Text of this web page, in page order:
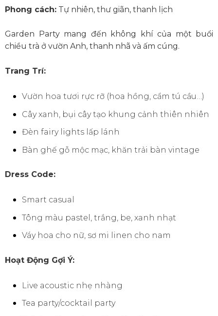
Phong cách: Tự nhiên, thư giãn, thanh lịch
Garden Party mang đến không khí của một buổi
chiều trà ở vườn Anh, thanh nhã và ấm cúng.
Trang Trí:
Vườn hoa tươi rực rỡ (hoa hồng, cẩm tú cầu…)
Cây xanh, bụi cây tạo khung cảnh thiên nhiên
Đèn fairy lights lấp lánh
Bàn ghế gỗ mộc mạc, khăn trải bàn vintage
Dress Code:
Smart casual
Tông màu pastel, trắng, be, xanh nhạt
Váy hoa cho nữ, sơ mi linen cho nam
Hoạt Động Gợi Ý:
Live acoustic nhẹ nhàng
Tea party/cocktail party